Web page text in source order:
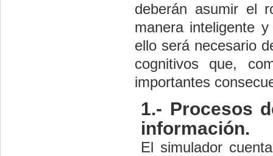
deberán asumir el
manera inteligente
ello será necesario
cognitivos que,
importantes
1.- Procesos
información.
El simulador